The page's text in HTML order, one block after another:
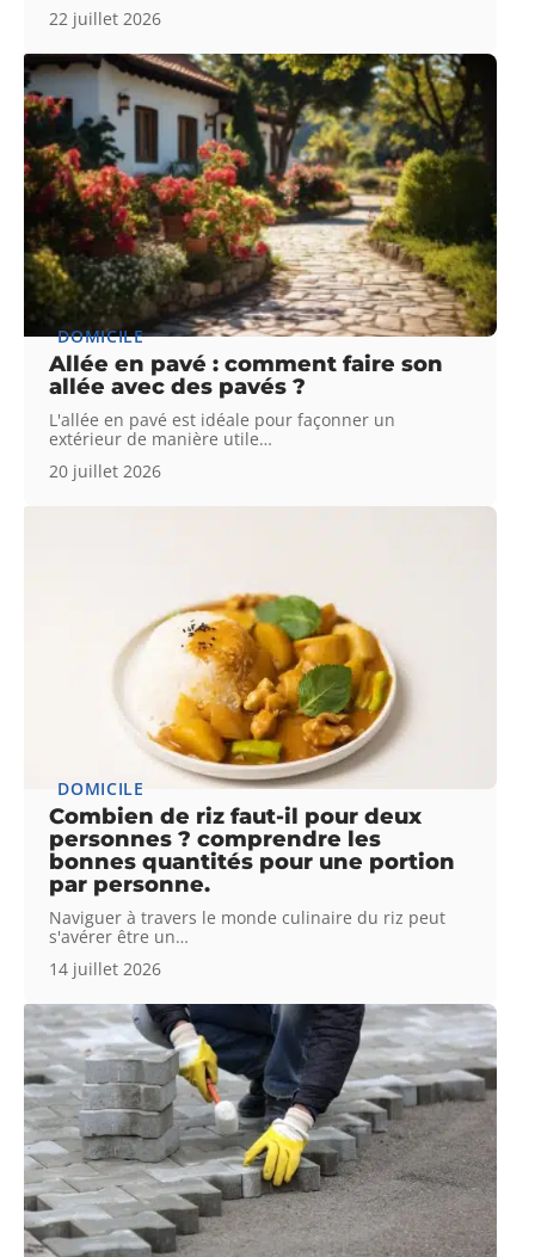
22 juillet 2026
DOMICILE
Allée en pavé : comment faire son
allée avec des pavés ?
L'allée en pavé est idéale pour façonner un
extérieur de manière utile…
20 juillet 2026
DOMICILE
Combien de riz faut-il pour deux
personnes ? comprendre les
bonnes quantités pour une portion
par personne.
Naviguer à travers le monde culinaire du riz peut
s'avérer être un…
14 juillet 2026